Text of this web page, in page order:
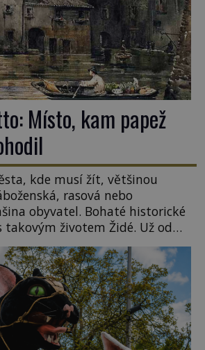
Místo, kam papež
kde musí žít, většinou
rasová nebo
obyvatel. Bohaté historické
životem Židé. Už od
v každou chvíli nuceni v
ty nejslavnější patří i římské
roce 1555. Pokud jde o vztah
Řím čím chlubit. […]